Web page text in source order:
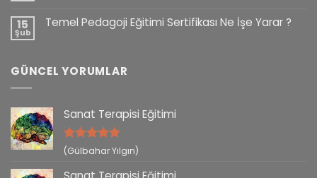
15
Şub
Temel Pedagoji Eğitimi Sertifikası Ne İşe Yarar ?
GÜNCEL YORUMLAR
Sanat Terapisi Eğitimi
5 üzerinden
(Gülbahar Yılgın)